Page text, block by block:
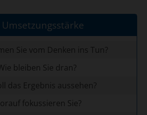
Umsetzungsstärke
Sie vom Denken ins Tun?
bleiben Sie dran?
das Ergebnis aussehen?
fokussieren Sie?